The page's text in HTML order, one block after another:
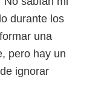
durante los
una
pero hay un
ignorar